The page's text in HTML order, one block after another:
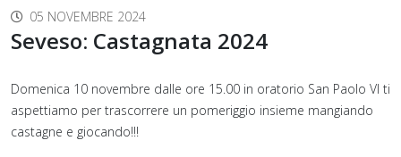
05 NOVEMBRE 2024
Seveso: Castagnata 2024
Domenica 10 novembre dalle ore 15.00 in oratorio San Paolo VI ti
aspettiamo per trascorrere un pomeriggio insieme mangiando
castagne e giocando!!!